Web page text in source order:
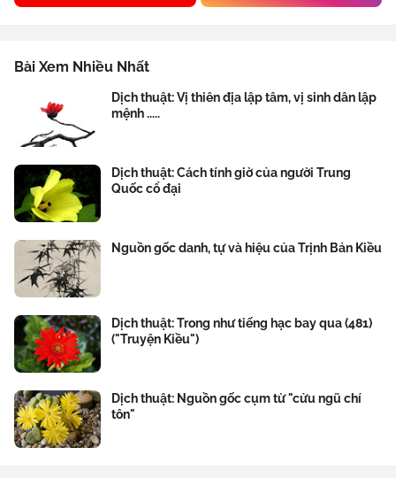
Bài Xem Nhiều Nhất
Dịch thuật: Vị thiên địa lập tâm, vị sinh dân lập
mệnh .....
Dịch thuật: Cách tính giờ của người Trung
Quốc cổ đại
Nguồn gốc danh, tự và hiệu của Trịnh Bản Kiều
Dịch thuật: Trong như tiếng hạc bay qua (481)
("Truyện Kiều")
Dịch thuật: Nguồn gốc cụm từ "cửu ngũ chí
tôn"